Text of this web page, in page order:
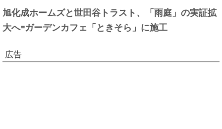
旭化成ホームズと世田谷トラスト、「雨庭」の実証拡
大へ=ガーデンカフェ「ときそら」に施工
広告